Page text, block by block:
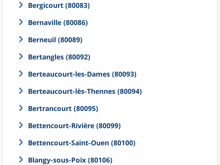
Bergicourt (80083)
Bernaville (80086)
Berneuil (80089)
Bertangles (80092)
Berteaucourt-les-Dames (80093)
Berteaucourt-lès-Thennes (80094)
Bertrancourt (80095)
Bettencourt-Rivière (80099)
Bettencourt-Saint-Ouen (80100)
Blangy-sous-Poix (80106)